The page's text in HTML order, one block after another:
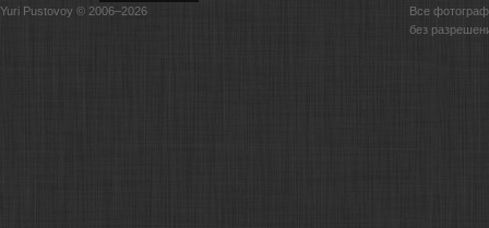
Yuri Pustovoy © 2006–2026
Все
без